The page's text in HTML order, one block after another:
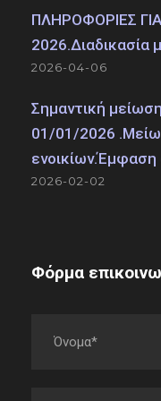
ΠΛΗΡΟΦΟΡΙΕΣ
2026.Διαδικασία
2026-04-06
Σημαντική
01/01/2026
2026-02-02
Φόρμα